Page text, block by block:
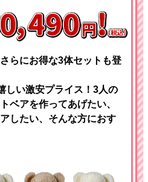
らにお得な3体セットも登
しい激安プライス！3人の
ベアを作ってあげたい、
したい、そんな方におす